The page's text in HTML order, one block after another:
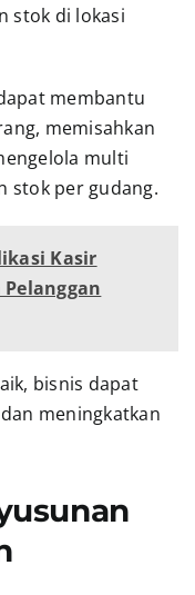
stok di lokasi
membantu
memisahkan
multi
stok per gudang.
Kasir
bisnis dapat
meningkatkan